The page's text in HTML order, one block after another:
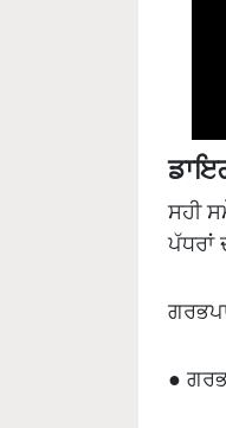
ਸਹੀ
ਪੱਧਰਾਂ
●